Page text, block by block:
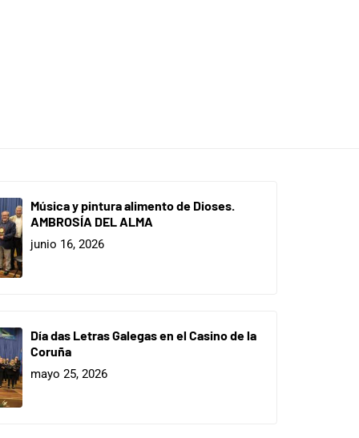
Música y pintura alimento de Dioses.
AMBROSÍA DEL ALMA
junio 16, 2026
Día das Letras Galegas en el Casino de la
Coruña
mayo 25, 2026